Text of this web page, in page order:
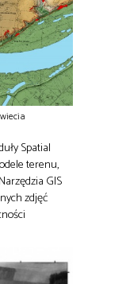
Spatial
terenu,
GIS
zdjęć